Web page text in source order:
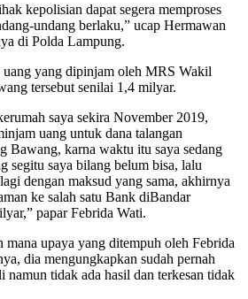
kepolisian dapat segera memproses
undang berlaku,” ucap Hermawan
di Polda Lampung.
yang dipinjam oleh MRS Wakil
tersebut senilai 1,4 milyar.
saya sekira November 2019,
uang untuk dana talangan
Bawang, karna waktu itu saya sedang
segitu saya bilang belum bisa, lalu
dengan maksud yang sama, akhirnya
ke salah satu Bank diBandar
papar Febrida Wati.
mana upaya yang ditempuh oleh Febrida
dia mengungkapkan sudah pernah
namun tidak ada hasil dan terkesan tidak